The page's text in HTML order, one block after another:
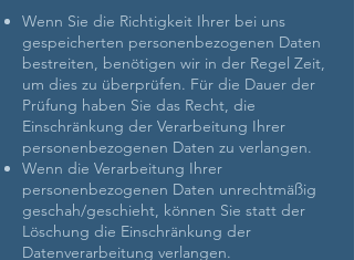
Wenn Sie die Richtigkeit Ihrer bei uns
gespeicherten personenbezogenen Daten
bestreiten, benötigen wir in der Regel Zeit,
um dies zu überprüfen. Für die Dauer der
Prüfung haben Sie das Recht, die
Einschränkung der Verarbeitung Ihrer
personenbezogenen Daten zu verlangen.
Wenn die Verarbeitung Ihrer
personenbezogenen Daten unrechtmäßig
geschah/geschieht, können Sie statt der
Löschung die Einschränkung der
Datenverarbeitung verlangen.